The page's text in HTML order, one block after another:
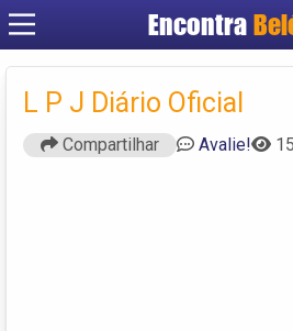
Encontra
Criar
L P J Diário Oficial
Compartilhar Avalie!